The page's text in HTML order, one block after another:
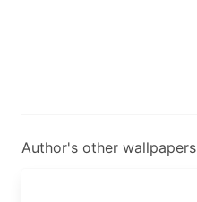
Author's other wallpapers